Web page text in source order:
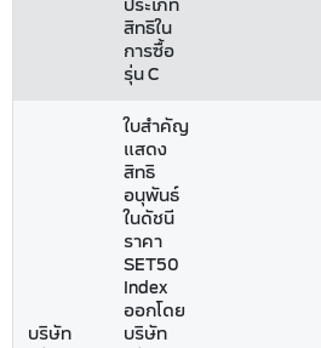
สิทธิใน
การซื้อ
รุ่น C
บริษัท
ใบสำคัญ
แสดง
สิทธิ
อนุพันธ์
ในดัชนี
ราคา
SET50
Index
ออกโดย
บริษัท